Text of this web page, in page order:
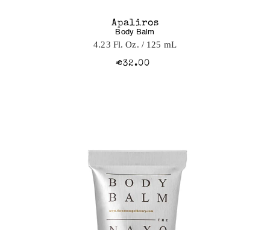
Apaliros
Body Balm
4.23 Fl. Oz. / 125 mL
€32.00